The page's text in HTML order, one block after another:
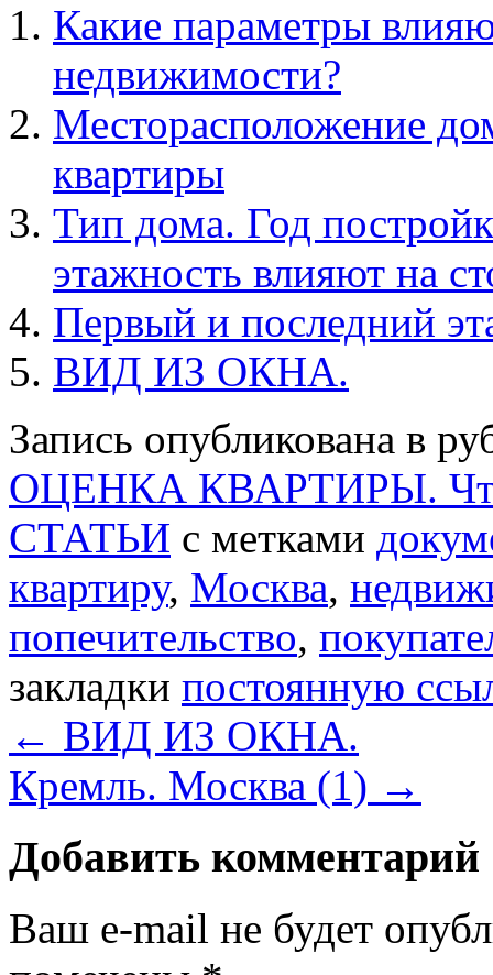
Какие параметры
недвижимости?
Месторасположение
квартиры
Тип дома. Год
этажность влияют на
Первый и последний
ВИД ИЗ ОКНА.
Запись опубликована в
ОЦЕНКА КВАРТИРЫ. Что
СТАТЬИ с метками
квартиру, Москва,
попечительство,
закладки постоянную
← ВИД ИЗ ОКНА.
Кремль. Москва (1) →
Добавить комментарий
Ваш e-mail не будет